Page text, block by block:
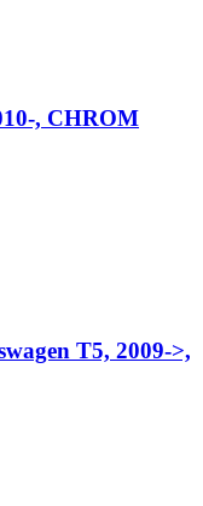
, CHROM
T5, 2009->,